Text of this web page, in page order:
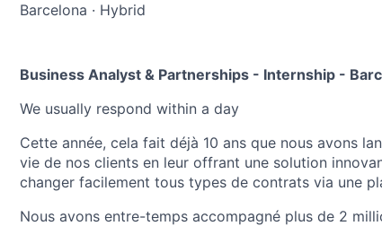
Barcelona · Hybrid
Business Analyst & Partnerships - Internship -
We usually respond within a day
Cette année, cela fait déjà 10 ans que nous avons
vie de nos clients en leur offrant une solution
changer facilement tous types de contrats via une
Nous avons entre-temps accompagné plus de 2